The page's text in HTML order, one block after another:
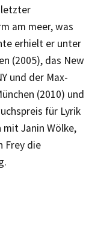
letzter
am meer, was
erhielt er unter
(2005), das New
und der Max-
(2010) und
für Lyrik
mit Janin Wölke,
Frey die